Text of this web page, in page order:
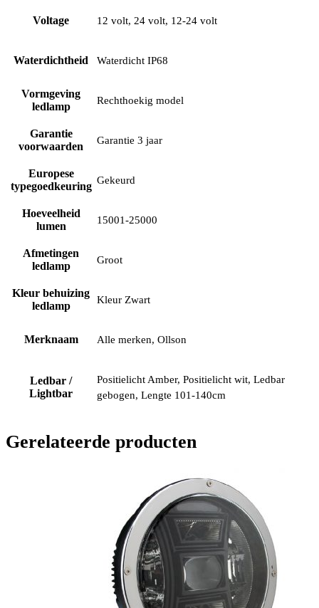
Voltage 12 volt, 24 volt, 12-24 volt
Waterdichtheid Waterdicht IP68
Vormgeving
ledlamp
Rechthoekig model
Garantie
voorwaarden
Garantie 3 jaar
Europese
typegoedkeuring Gekeurd
Hoeveelheid
lumen
15001-25000
Afmetingen
ledlamp
Groot
Kleur behuizing
ledlamp
Kleur Zwart
Merknaam Alle merken, Ollson
Ledbar /
Lightbar
Positielicht Amber, Positielicht wit, Ledbar
gebogen, Lengte 101-140cm
Gerelateerde producten